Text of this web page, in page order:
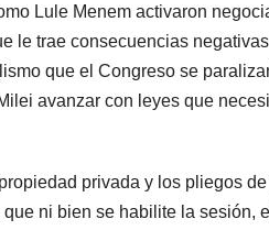
Lule Menem activaron
le trae consecuencias
que el Congreso se
avanzar con leyes que
privada y los pliegos
ni bien se habilite la sesión,